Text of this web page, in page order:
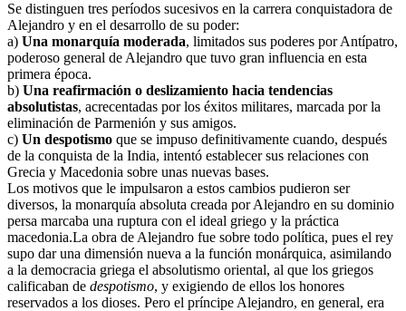
Se distinguen tres períodos sucesivos en la carrera conquistadora de
Alejandro y en el desarrollo de su poder:
a) Una monarquía moderada, limitados sus poderes por Antípatro,
poderoso general de Alejandro que tuvo gran influencia en esta
primera época.
b) Una reafirmación o deslizamiento hacia tendencias
absolutistas, acrecentadas por los éxitos militares, marcada por la
eliminación de Parmenión y sus amigos.
c) Un despotismo que se impuso definitivamente cuando, después
de la conquista de la India, intentó establecer sus relaciones con
Grecia y Macedonia sobre unas nuevas bases.
Los motivos que le impulsaron a estos cambios pudieron ser
diversos, la monarquía absoluta creada por Alejandro en su dominio
persa marcaba una ruptura con el ideal griego y la práctica
macedonia.La obra de Alejandro fue sobre todo política, pues el rey
supo dar una dimensión nueva a la función monárquica, asimilando
a la democracia griega el absolutismo oriental, al que los griegos
calificaban de despotismo, y exigiendo de ellos los honores
reservados a los dioses. Pero el príncipe Alejandro, en general, era